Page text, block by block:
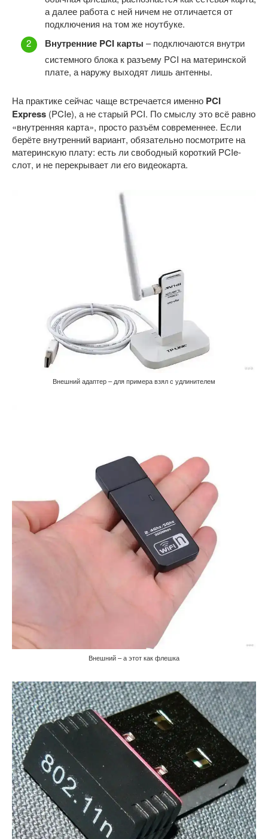
а далее работа с ней ничем не отличается от
подключения на том же ноутбуке.
Внутренние PCI карты – подключаются внутри
системного блока к разъему PCI на материнской
плате, а наружу выходят лишь антенны.
На практике сейчас чаще встречается именно PCI
Express (PCIe), а не старый PCI. По смыслу это всё равно
«внутренняя карта», просто разъём современнее. Если
берёте внутренний вариант, обязательно посмотрите на
материнскую плату: есть ли свободный короткий PCIe-
слот, и не перекрывает ли его видеокарта.
Внешний адаптер – для примера взял с удлинителем
Внешний – а этот как флешка